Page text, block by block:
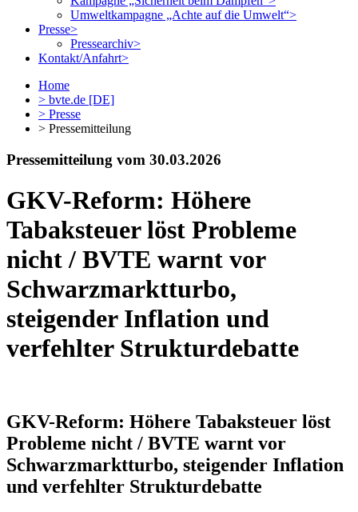
Umweltkampagne „Achte auf die Umwelt“>
Presse>
Pressearchiv>
Kontakt/Anfahrt>
Home
> bvte.de [DE]
> Presse
> Pressemitteilung
Pressemitteilung vom 30.03.2026
GKV-Reform: Höhere
Tabaksteuer löst Probleme
nicht / BVTE warnt vor
Schwarzmarktturbo,
steigender Inflation und
verfehlter Strukturdebatte
GKV-Reform: Höhere Tabaksteuer löst
Probleme nicht / BVTE warnt vor
Schwarzmarktturbo, steigender Inflation
und verfehlter Strukturdebatte